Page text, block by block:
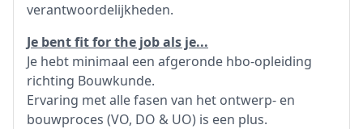
verantwoordelijkheden.
Je bent fit for the job als je...
Je hebt minimaal een afgeronde hbo-opleiding
richting Bouwkunde.
Ervaring met alle fasen van het ontwerp- en
bouwproces (VO, DO & UO) is een plus.